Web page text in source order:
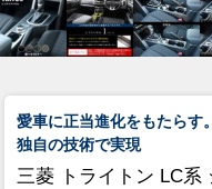
愛車に正当進化をもたらす
独自の技術で実現
三菱 トライトン LC系